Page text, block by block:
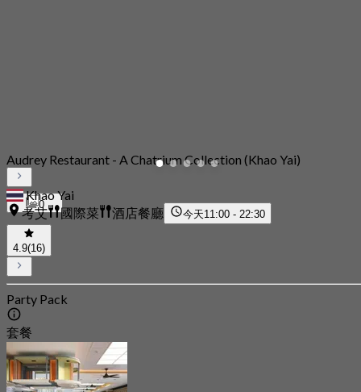
0
Audrey Restaurant - A Chatrium Collection (Khao Yai)
Khao Yai
考艾
國際菜 酒店餐廳 今天11:00 - 22:30
4.9(16)
Party Pack
套餐